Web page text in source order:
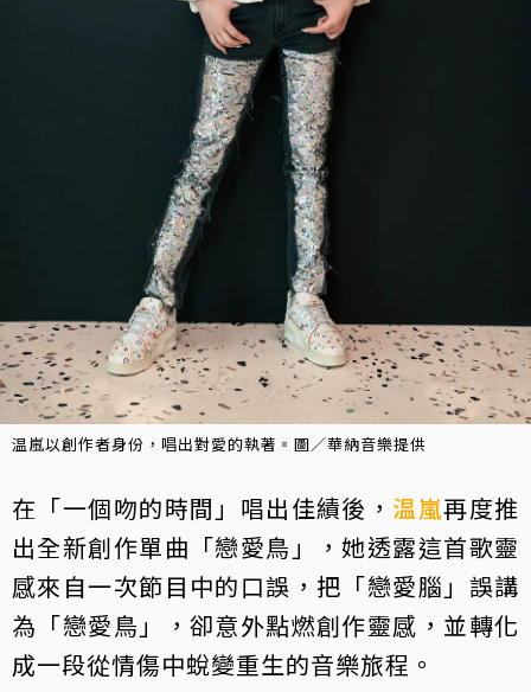
温嵐以創作者身份，唱出對愛的執著。圖／華納音樂提供
在「一個吻的時間」唱出佳績後， 温嵐再度推
出全新創作單曲「戀愛鳥」，她透露這首歌靈
感來自一次節目中的口誤，把「戀愛腦」誤講
為「戀愛鳥」，卻意外點燃創作靈感，並轉化
成一段從情傷中蛻變重生的音樂旅程。